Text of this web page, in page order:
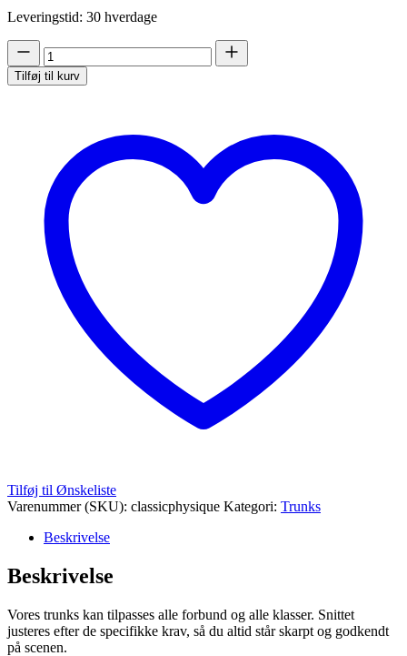
Leveringstid: 30 hverdage
Classic
Physique
Trunks
antal
Tilføj til kurv
Tilføj til Ønskeliste
Varenummer (SKU): classicphysique Kategori: Trunks
Beskrivelse
Beskrivelse
Vores trunks kan tilpasses alle forbund og alle klasser. Snittet
justeres efter de specifikke krav, så du altid står skarpt og godkendt
på scenen.